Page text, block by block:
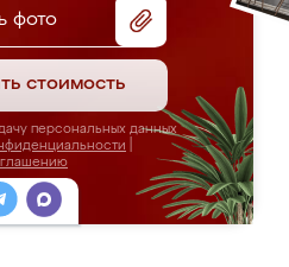
фото
стоимость
персональных данных